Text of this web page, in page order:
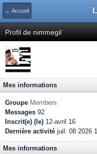
← Accueil
Profil de nimmegil
Mes informations
Groupe Members
Messages 92
Inscrit(e) (le) 12-avril 16
Dernière activité juil. 08 2026
Mes informations